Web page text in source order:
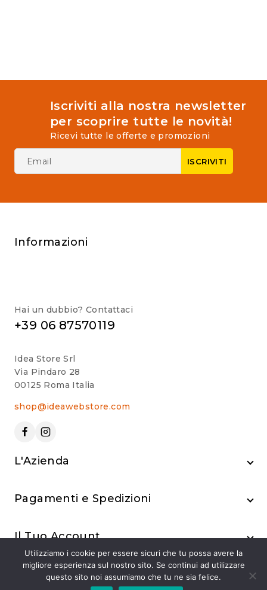
Iscriviti alla nostra newsletter
per scoprire tutte le novità!
Ricevi tutte le offerte e promozioni
Informazioni
Hai un dubbio? Contattaci
+39 06 87570119
Idea Store Srl
Via Pindaro 28
00125 Roma Italia
shop@ideawebstore.com
L'Azienda
Pagamenti e Spedizioni
Il Tuo Account
Utilizziamo i cookie per essere sicuri che tu possa avere la
migliore esperienza sul nostro sito. Se continui ad utilizzare
questo sito noi assumiamo che tu ne sia felice.